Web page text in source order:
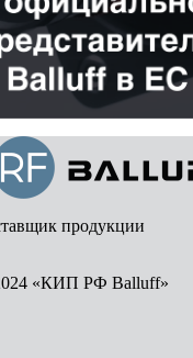
продукции
«КИП РФ Balluff»